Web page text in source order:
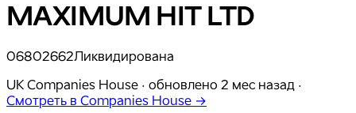
MAXIMUM HIT LTD
06802662Ликвидирована
UK Companies House · обновлено 2 мес назад ·
Смотреть в Companies House →